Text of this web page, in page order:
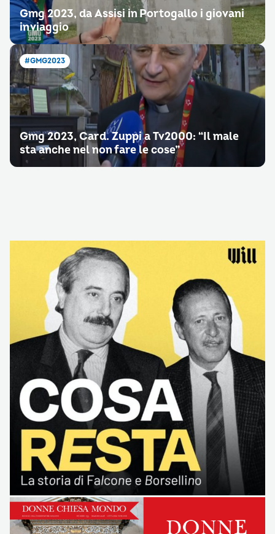
Gmg 2023, da Assisi in Portogallo i giovani
in viaggio
#GMG2023
Gmg 2023, Card. Zuppi a Tv2000: “Il male
sta anche nel non fare le cose”